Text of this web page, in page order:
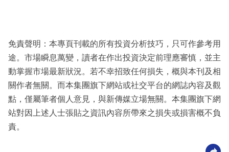
免責聲明：本專頁刊載的所有投資分析技巧，只可作參考用
途。市場瞬息萬變，讀者在作出投資決定前理應審慎，並主
動掌握市場最新狀況。若不幸招致任何損失，概與本刊及相
關作者無關。而本集團旗下網站或社交平台的網誌內容及觀
點，僅屬筆者個人意見，與新傳媒立場無關。本集團旗下網
站對因上述人士張貼之資訊內容所帶來之損失或損害概不負
責。